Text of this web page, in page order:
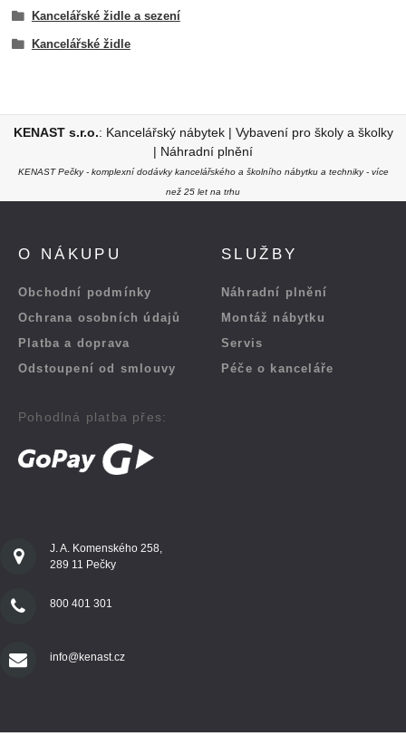
Kancelářské židle a sezení
Kancelářské židle
KENAST s.r.o.: Kancelářský nábytek | Vybavení pro školy a školky
| Náhradní plnění
KENAST Pečky - komplexní dodávky kancelářského a školního nábytku a techniky - více
než 25 let na trhu
O NÁKUPU
Obchodní podmínky
Ochrana osobních údajů
Platba a doprava
Odstoupení od smlouvy
Pohodlná platba přes:
SLUŽBY
Náhradní plnění
Montáž nábytku
Servis
Péče o kanceláře
J. A. Komenského 258,
289 11 Pečky
800 401 301
info@kenast.cz